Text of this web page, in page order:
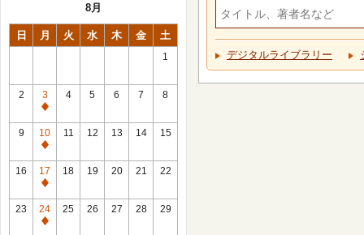
8月
日 月 火 水 木 金 土
1
2
3
休
館
日
4 5 6 7 8
9
10
休
館
日
11 12 13 14 15
16
17
休
館
日
18 19 20 21 22
23
24
休
25 26 27 28 29
デジタルライブラリー